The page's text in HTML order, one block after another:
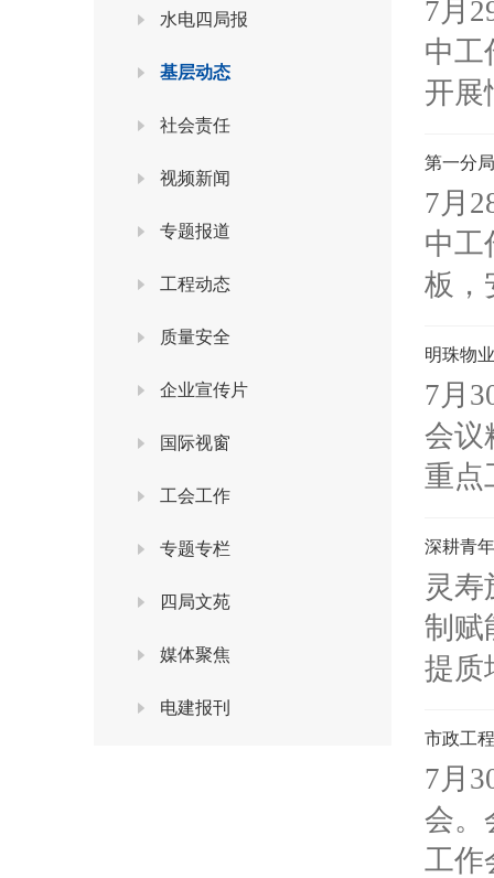
水电四局报
基层动态
社会责任
视频新闻
专题报道
工程动态
质量安全
企业宣传片
国际视窗
工会工作
专题专栏
四局文苑
媒体聚焦
电建报刊
7月
中工
开展
第一分
7月
中工
板，
明珠物
7月
会议
重点
深耕青
灵寿
制赋
提质
市政工
7月
会。
工作